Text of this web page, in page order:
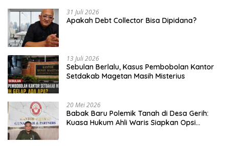
31 Juli 2026
Apakah Debt Collector Bisa Dipidana?
13 Juli 2026
Sebulan Berlalu, Kasus Pembobolan Kantor
Setdakab Magetan Masih Misterius
20 Mei 2026
Babak Baru Polemik Tanah di Desa Gerih:
Kuasa Hukum Ahli Waris Siapkan Opsi